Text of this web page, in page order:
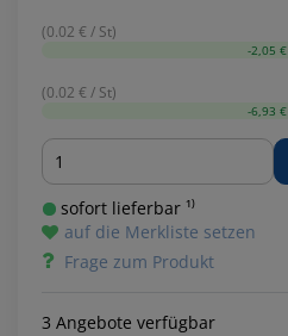
(0.02 € / St)
-2,05 €
(0.02 € / St)
-6,93 €
Menge
sofort lieferbar ¹⁾
auf die Merkliste setzen
Frage zum Produkt
3 Angebote verfügbar